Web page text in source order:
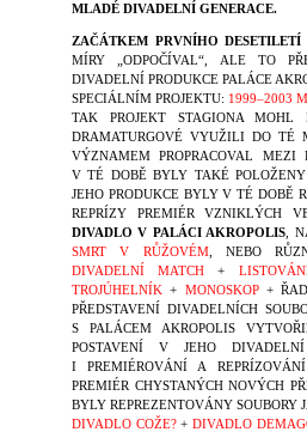
MLADÉ DIVADELNÍ GENERACE.
ZAČÁTKEM PRVNÍHO DESETILETÍ
MÍRY „ODPOČÍVAL“, ALE TO
DIVADELNÍ PRODUKCE PALÁCE
SPECIÁLNÍM PROJEKTU: 1999–2003
TAK PROJEKT STAGIONA MOHL
DRAMATURGOVÉ VYUŽILI DO TÉ
VÝZNAMEM PROPRACOVAL MEZI
V TÉ DOBĚ BYLY TAKÉ
JEHO PRODUKCE BYLY V TÉ DOBĚ
REPRÍZY PREMIÉR VZNIKLÝCH
DIVADLO V PALÁCI AKROPOLIS ,
SMRT V RŮŽOVÉM, NEBO
DIVADELNÍ MATCH +
TROJÚHELNÍK + MONOSKOP+
PŘEDSTAVENÍ DIVADELNÍCH
S PALÁCEM AKROPOLIS
POSTAVENÍ V JEHO
I PREMIÉROVÁNÍ A
PREMIÉR CHYSTANÝCH NOVÝCH
BYLY REPREZENTOVÁNY SOUBORY
DIVADLO COŽE?+DIVADLO